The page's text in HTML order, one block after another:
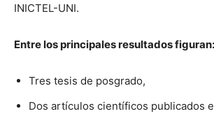
INICTEL-UNI.
Entre los principales resultados figuran:
Tres tesis de posgrado,
Dos artículos científicos publicados